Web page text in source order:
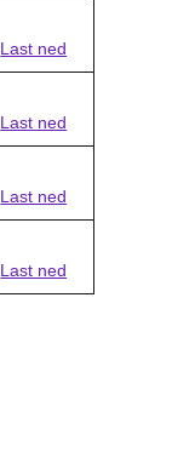
Last ned
Last ned
Last ned
Last ned